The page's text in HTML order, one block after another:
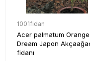
1001fidan
Acer palmatum Orange
Dream Japon
fidanı